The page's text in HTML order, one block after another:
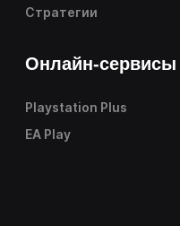
Стратегии
Онлайн-сервисы
Playstation Plus
EA Play